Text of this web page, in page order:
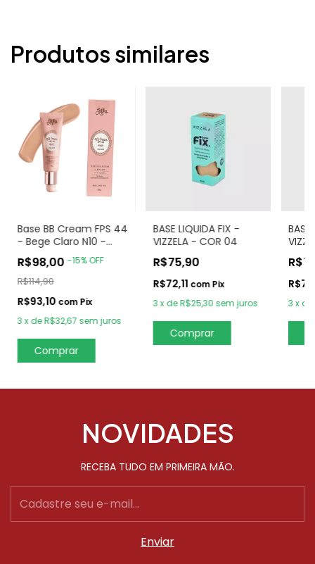
Produtos similares
Base BB Cream FPS 44
- Bege Claro N10 -
Latika
R$98,00 -15%OFF
R$114,90
R$93,10 comPix
3 xdeR$32,67 sem juros
BASE LIQUIDA FIX -
VIZZELA - COR 04
R$75,90
R$72,11 com Pix
3 xdeR$25,30 sem juros 3 xde
NOVIDADES
RECEBA TUDO EM PRIMEIRA MÃO.